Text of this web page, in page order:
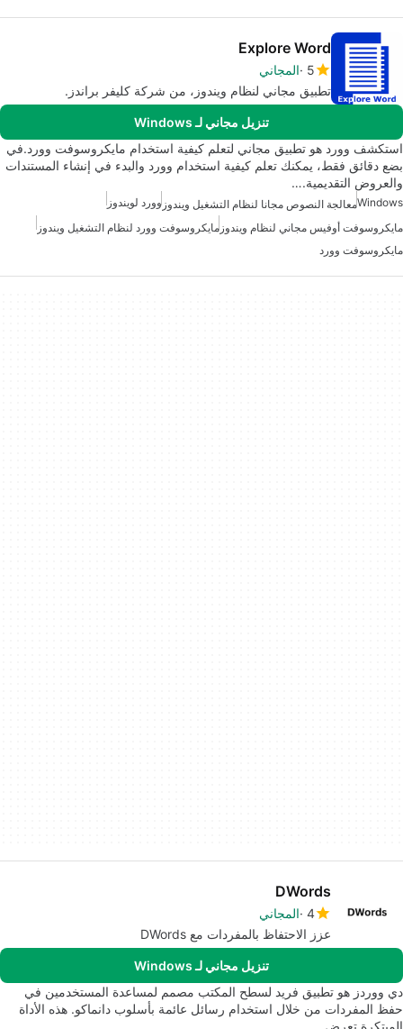
Explore Word
5 المجاني
تطبيق مجاني لنظام ويندوز، من شركة كليفر براندز.
تنزيل مجاني لـ Windows
استكشف وورد هو تطبيق مجاني لتعلم كيفية استخدام مايكروسوفت وورد.في
بضع دقائق فقط، يمكنك تعلم كيفية استخدام وورد والبدء في إنشاء المستندات
والعروض التقديمية.…
Windowsمعالجة النصوص مجانا لنظام التشغيل ويندوز وورد لويندوز
مايكروسوفت أوفيس مجاني لنظام ويندوز مايكروسوفت وورد لنظام التشغيل ويندوز
مايكروسوفت وورد
DWords
4 المجاني
عزز الاحتفاظ بالمفردات مع DWords
تنزيل مجاني لـ Windows
دي ووردز هو تطبيق فريد لسطح المكتب مصمم لمساعدة المستخدمين في
حفظ المفردات من خلال استخدام رسائل عائمة بأسلوب دانماكو. هذه الأداة
المبتكرة تعرض…